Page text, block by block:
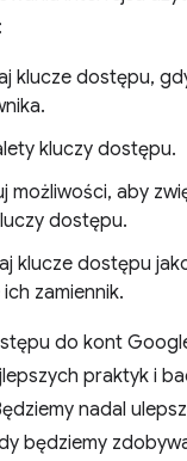
klucze dostępu,
kluczy dostępu.
możliwości, aby
dostępu.
klucze dostępu
ich zamiennik.
do kont
praktyk i
nadal
będziemy